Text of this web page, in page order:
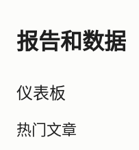
报告和数据
仪表板
热门文章